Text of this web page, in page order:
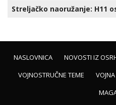
Streljačko naoružanje: H11
NASLOVNICA NOVOSTI IZ
VOJNOSTRUČNE TEME